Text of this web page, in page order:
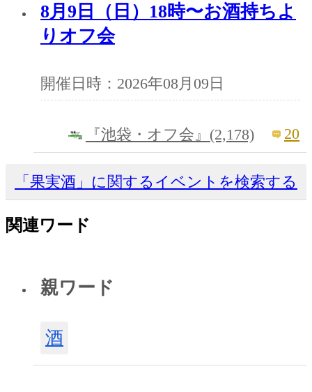
8月9日（日）18時〜お酒持ちよ
りオフ会
開催日時：2026年08月09日
『池袋・オフ会』(2,178) 20
「果実酒」に関するイベントを検索する
関連ワード
親ワード
酒